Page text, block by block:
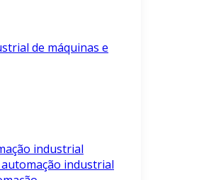
de máquinas e
industrial
industrial